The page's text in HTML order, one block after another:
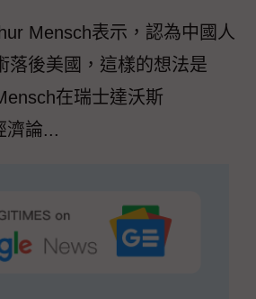
Mensch表示，認為中國人
落後美國，這樣的想法是
在瑞士達沃斯
濟論...